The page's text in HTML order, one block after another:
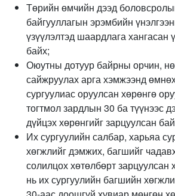
Төрийн өмчийн дээд
байгууллагын эрэмбийн
үзүүлэлтэд шаардлага хангасан
байх;
Оюутны дотуур байрны орчин,
сайжруулах арга хэмжээнд
сургуулиас оруулсан хөрөнгө
тогтмол зардлын 30 ба түүнээс
дүйцэх хөрөнгийг зарцуулсан
Их сургуулийн салбар, харьяа
хөгжлийг дэмжих, багшийг
солилцох хөтөлбөрт зарцуулсан
нь их сургуулийн багшийн